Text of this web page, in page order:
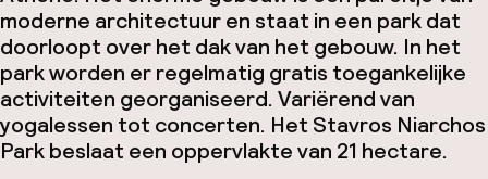
moderne architectuur en staat in een park dat
doorloopt over het dak van het gebouw. In het
park worden er regelmatig gratis toegankelijke
activiteiten georganiseerd. Variërend van
yogalessen tot concerten. Het Stavros Niarchos
Park beslaat een oppervlakte van 21 hectare.